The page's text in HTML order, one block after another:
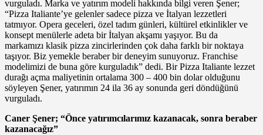
vurguladı. Marka ve yatırım modeli hakkında bilgi veren Şener;
“Pizza Italiante’ye gelenler sadece pizza ve İtalyan lezzetleri
tatmıyor. Opera geceleri, özel tadım günleri, kültürel etkinlikler ve
konsept menülerle adeta bir İtalyan akşamı yaşıyor. Bu da
markamızı klasik pizza zincirlerinden çok daha farklı bir noktaya
taşıyor. Biz yemekle beraber bir deneyim sunuyoruz. Franchise
modelimizi de buna göre kurguladık” dedi. Bir Pizza Italiante lezzet
durağı açma maliyetinin ortalama 300 – 400 bin dolar olduğunu
söyleyen Şener, yatırımın 24 ila 36 ay sonunda geri döndüğünü
vurguladı.
Caner Şener; “Önce yatırımcılarımız kazanacak, sonra beraber
kazanacağız”